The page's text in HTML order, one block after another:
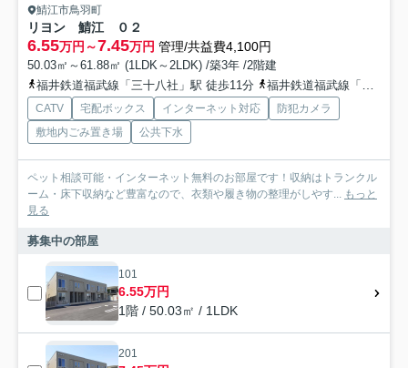
鯖江市鳥羽町
リヨン 鯖江 ０２
6.55万円～7.45万円 管理/共益費4,100円
50.03㎡～61.88㎡ (1LDK～2LDK) /築3年 /2階建
福井鉄道福武線「三十八社」駅 徒歩11分
福井鉄道福武線「泰澄の里」駅 徒歩17分
CATV 宅配ボックス インターネット対応
防犯カメラ
敷地内ごみ置き場
公共下水
ペット相談可能・インターネット無料のお部屋です！収納はトランクル
ーム・床下収納など豊富なので、衣類や履き物の整理がしやす... もっと
見る
募集中の部屋
101
6.55万円
1階 / 50.03㎡ / 1LDK
201